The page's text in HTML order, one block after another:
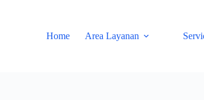
Home
Area Layanan